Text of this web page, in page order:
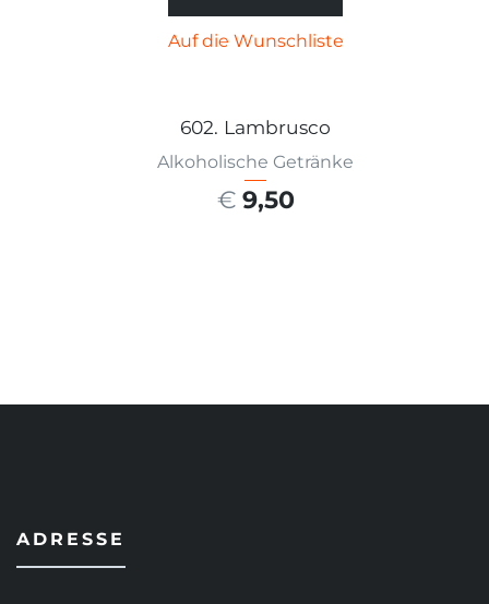
Auf die Wunschliste
602. Lambrusco
Alkoholische Getränke
€ 9,50
ADRESSE